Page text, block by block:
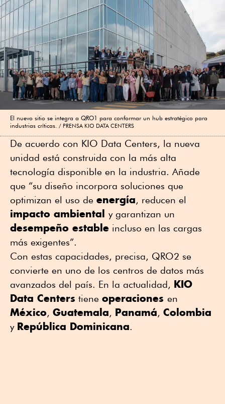
El nuevo sitio se integra a QRO1 para conformar un hub estratégico para
industrias críticas.
PRENSA KIO DATA CENTERS
De acuerdo con KIO Data Centers, la nueva
unidad está construida con la más alta
tecnología disponible en la industria. Añade
que “su diseño incorpora soluciones que
optimizan el uso de energía, reducen el
impacto ambiental y garantizan un
desempeño estable incluso en las cargas
más exigentes”.
Con estas capacidades, precisa, QRO2 se
convierte en uno de los centros de datos más
avanzados del país. En la actualidad, KIO
Data Centers tiene operaciones en
México, Guatemala, Panamá, Colombia
y República Dominicana.